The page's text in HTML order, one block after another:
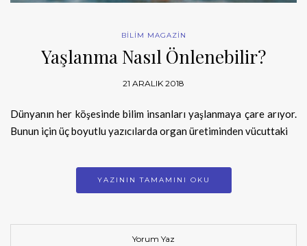
BİLİM MAGAZİN
Yaşlanma Nasıl Önlenebilir?
21 ARALIK 2018
Dünyanın her köşesinde bilim insanları yaşlanmaya çare arıyor.
Bunun için üç boyutlu yazıcılarda organ üretiminden vücuttaki
YAZININ TAMAMINI OKU
Yorum Yaz